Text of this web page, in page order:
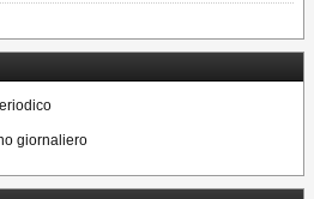
giornaliero